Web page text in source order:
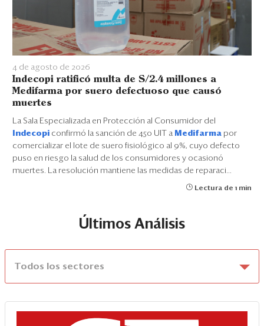
4 de agosto de 2026
Indecopi ratificó multa de S/2.4 millones a
Medifarma por suero defectuoso que causó
muertes
La Sala Especializada en Protección al Consumidor del
Indecopi confirmó la sanción de 450 UIT a Medifarma por
comercializar el lote de suero fisiológico al 9%, cuyo defecto
puso en riesgo la salud de los consumidores y ocasionó
muertes. La resolución mantiene las medidas de reparaci...
Lectura de 1 min
Últimos Análisis
Todos los sectores